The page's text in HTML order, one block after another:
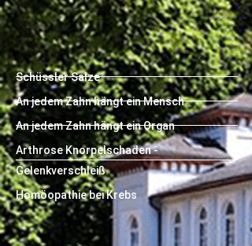
Schüssler Salze
An jedem Zahn hängt ein Mensch
An jedem Zahn hängt ein Organ
Arthrose Knorpelschaden -
Gelenkverschleiß
Homöopathie bei Krebs